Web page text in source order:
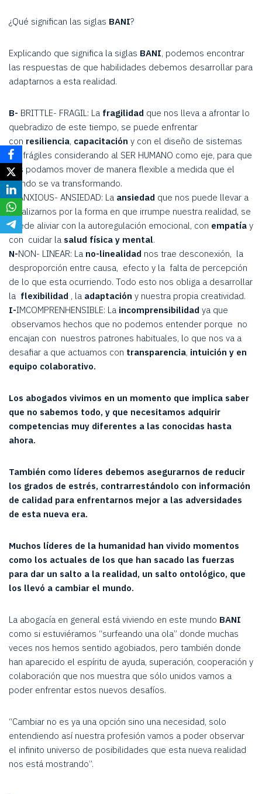
¿Qué significan las siglas BANI?
Explicando que significa la siglas BANI, podemos encontrar
las respuestas de que habilidades debemos desarrollar para
adaptarnos a esta realidad.
B- BRITTLE- FRAGIL: La fragilidad que nos lleva a afrontar lo
quebradizo de este tiempo, se puede enfrentar
con resiliencia, capacitación y con el diseño de sistemas
antifrágiles considerando al SER HUMANO como eje, para que
nos podamos mover de manera flexible a medida que el
mundo se va transformando.
A-ANXIOUS- ANSIEDAD: La ansiedad que nos puede llevar a
paralizarnos por la forma en que irrumpe nuestra realidad, se
puede aliviar con la autoregulación emocional, con empatíay
con cuidar la salud física y mental.
N-NON- LINEAR: La no-linealidad nos trae desconexión, la
desproporción entre causa, efecto y la falta de percepción
de lo que esta ocurriendo. Todo esto nos obliga a desarrollar
la flexibilidad , la adaptación y nuestra propia creatividad.
I-IMCOMPRENHENSIBLE: La incomprensibilidad ya que
observamos hechos que no podemos entender porque no
encajan con nuestros patrones habituales, lo que nos va a
desafiar a que actuamos con transparencia, intuición y en
equipo colaborativo.
Los abogados vivimos en un momento que implica saber
que no sabemos todo, y que necesitamos adquirir
competencias muy diferentes a las conocidas hasta
ahora.
También como líderes debemos asegurarnos de reducir
los grados de estrés, contrarrestándolo con información
de calidad para enfrentarnos mejor a las adversidades
de esta nueva era.
Muchos líderes de la humanidad han vivido momentos
como los actuales de los que han sacado las fuerzas
para dar un salto a la realidad, un salto ontológico, que
los llevó a cambiar el mundo.
La abogacía en general está viviendo en este mundo BANI
como si estuviéramos “surfeando una ola” donde muchas
veces nos hemos sentido agobiados, pero también donde
han aparecido el espíritu de ayuda, superación, cooperación y
colaboración que nos muestra que sólo unidos vamos a
poder enfrentar estos nuevos desafíos.
“Cambiar no es ya una opción sino una necesidad, solo
entendiendo así nuestra profesión vamos a poder observar
el infinito universo de posibilidades que esta nueva realidad
nos está mostrando”.